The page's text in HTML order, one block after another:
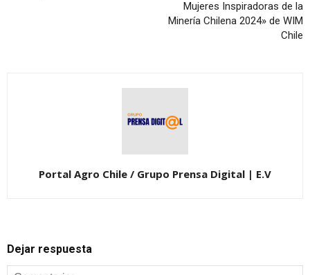
Mujeres Inspiradoras de la
Minería Chilena 2024» de WIM
Chile
Portal Agro Chile / Grupo Prensa Digital | E.V
Dejar respuesta